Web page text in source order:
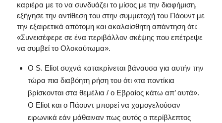
καριέρα με το να συνδυάζει το μίσος με την διαφήμιση,
εξήγησε την αντίθεση του στην συμμετοχή του Πάουντ με
την εξαιρετικά απότομη και ακαλαίσθητη απάντηση ότι:
«Συνεισέφερε σε ένα περιβάλλον σκέψης που επέτρεψε
να συμβεί το Ολοκαύτωμα».
Ο S. Eliot συχνά κατακρίνεται βάναυσα για αυτήν την
τώρα πια διαβόητη ρήση του ότι «τα ποντίκια
βρίσκονται στα θεμέλια / ο Εβραίος κάτω απ’ αυτά».
Ο Eliot και ο Πάουντ μπορεί να χαμογελούσαν
ειρωνικά εάν μάθαιναν πως αυτός ο περίβλεπτος